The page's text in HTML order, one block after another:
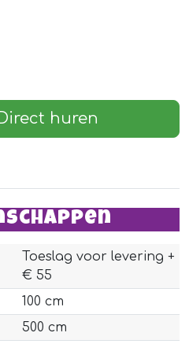
huren
Toeslag voor levering +
€ 55
100 cm
500 cm